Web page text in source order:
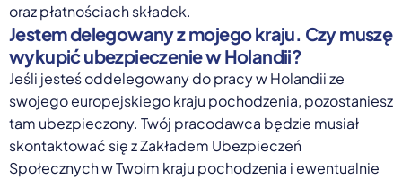
oraz płatnościach składek.
Jestem delegowany z mojego kraju. Czy muszę
wykupić ubezpieczenie w Holandii?
Jeśli jesteś oddelegowany do pracy w Holandii ze
swojego europejskiego kraju pochodzenia, pozostaniesz
tam ubezpieczony. Twój pracodawca będzie musiał
skontaktować się z Zakładem Ubezpieczeń
Społecznych w Twoim kraju pochodzenia i ewentualnie